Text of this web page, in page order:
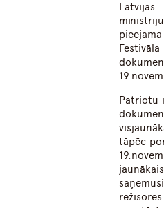
Patriotu
tāpēc